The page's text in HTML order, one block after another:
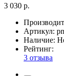
3 030 р.
Артикул:
Наличие:
Рейтинг:
3 отзыва